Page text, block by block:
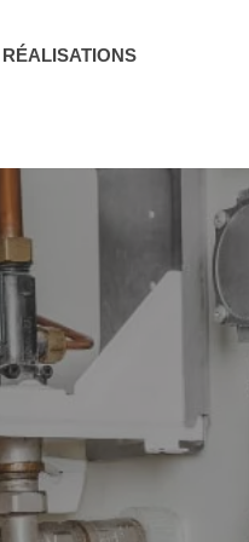
RÉALISATIONS